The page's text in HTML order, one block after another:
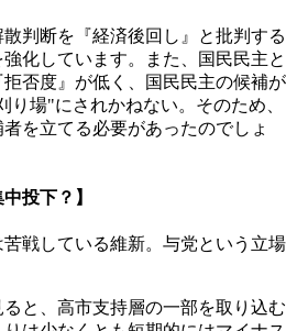
判断を『経済後回し』と批判する
化しています。また、国民民主と
否度』が低く、国民民主の候補が
り場"にされかねない。そのため、
を立てる必要があったのでしょ
投下？】
戦している維新。与党という立場
ると、高市支持層の一部を取り込む